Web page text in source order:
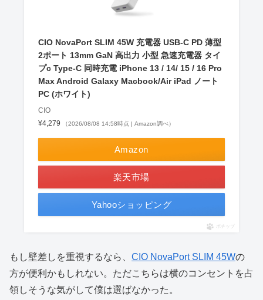
CIO NovaPort SLIM 45W 充電器 USB-C PD 薄型
2ポート 13mm GaN 高出力 小型 急速充電器 タイ
プc Type-C 同時充電 iPhone 13 / 14/ 15 / 16 Pro
Max Android Galaxy Macbook/Air iPad ノート
PC (ホワイト)
CIO
¥4,279
（2026/08/08 14:58時点 | Amazon調べ）
Amazon
楽天市場
Yahooショッピング
ポチップ
もし壁差しを重視するなら、 CIO NovaPort SLIM 45Wの
方が便利かもしれない。ただこちらは横のコンセントを占
領しそうな気がして僕は選ばなかった。